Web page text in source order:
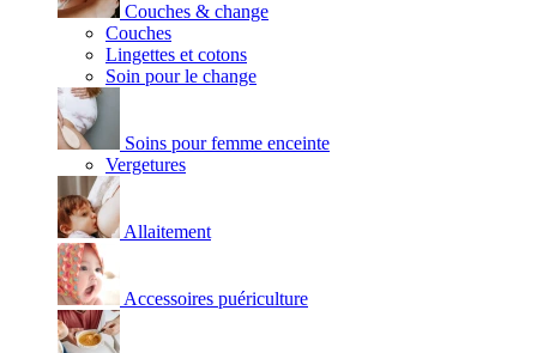
Couches & change
Couches
Lingettes et cotons
Soin pour le change
Soins pour femme enceinte
Vergetures
Allaitement
Accessoires puériculture